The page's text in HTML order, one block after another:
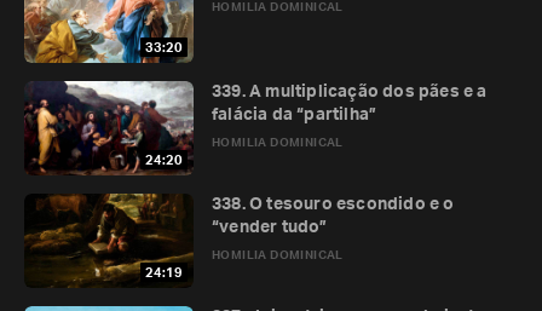
33:20
HOMILIA DOMINICAL
24:20
HOMILIA DOMINICAL
339. A multiplicação dos pães e a
falácia da “partilha”
24:19
HOMILIA DOMINICAL
338. O tesouro escondido e o
“vender tudo”